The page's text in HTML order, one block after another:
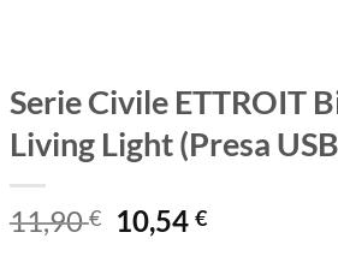
Serie Civile ETTROIT
Living Light (Presa
11,90€
Il
prezzo
10,54€Il